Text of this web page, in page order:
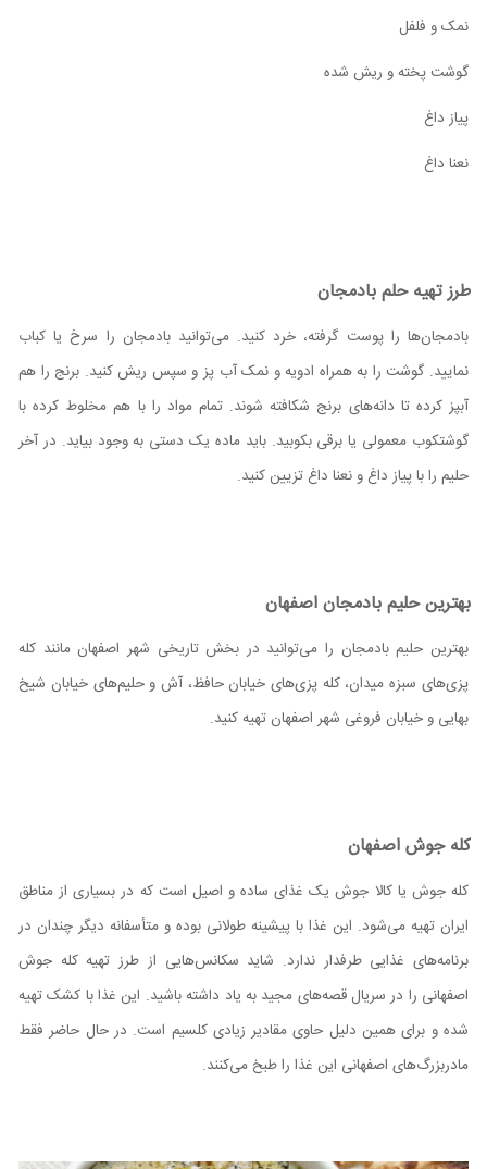
نمک و فلفل
گوشت پخته و ریش شده
پیاز داغ
نعنا داغ
طرز تهیه حلم بادمجان
بادمجان‌ها را پوست گرفته، خرد کنید. می‌توانید بادمجان را سرخ یا کباب
نمایید. گوشت را به همراه ادویه و نمک آب پز و سپس ریش کنید. برنج را هم
آبپز کرده تا دانه‌های برنج شکافته شوند. تمام مواد را با هم مخلوط کرده با
گوشتکوب معمولی یا برقی بکوبید. باید ماده یک دستی به وجود بیاید. در آخر
حلیم را با پیاز داغ و نعنا داغ تزیین کنید.
بهترین حلیم بادمجان اصفهان
بهترین حلیم بادمجان را می‌توانید در بخش تاریخی شهر اصفهان مانند کله
پزی‌های سبزه میدان، کله پزی‌های خیابان حافظ، آش و حلیم‌های خیابان شیخ
بهایی و خیابان فروغی شهر اصفهان تهیه کنید.
کله جوش اصفهان
کله جوش یا کالا جوش یک غذای ساده و اصیل است که در بسیاری از مناطق
ایران تهیه می‌شود. این غذا با پیشینه طولانی بوده و متأسفانه دیگر چندان در
برنامه‌های غذایی طرفدار ندارد. شاید سکانس‌هایی از طرز تهیه کله جوش
اصفهانی را در سریال قصه‌های مجید به یاد داشته باشید. این غذا با کشک تهیه
شده و برای همین دلیل حاوی مقادیر زیادی کلسیم است. در حال حاضر فقط
مادربزرگ‌های اصفهانی این غذا را طبخ می‌کنند.